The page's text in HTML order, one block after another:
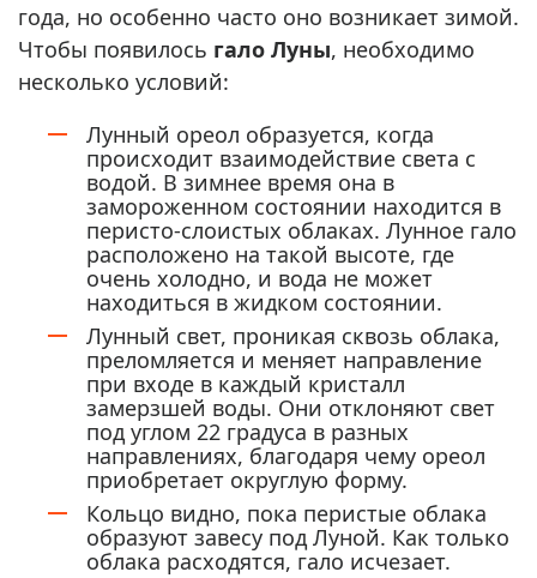
года, но особенно часто оно возникает зимой.
Чтобы появилось гало Луны, необходимо
несколько условий:
Лунный ореол образуется, когда
происходит взаимодействие света с
водой. В зимнее время она в
замороженном состоянии находится в
перисто-слоистых облаках. Лунное гало
расположено на такой высоте, где
очень холодно, и вода не может
находиться в жидком состоянии.
Лунный свет, проникая сквозь облака,
преломляется и меняет направление
при входе в каждый кристалл
замерзшей воды. Они отклоняют свет
под углом 22 градуса в разных
направлениях, благодаря чему ореол
приобретает округлую форму.
Кольцо видно, пока перистые облака
образуют завесу под Луной. Как только
облака расходятся, гало исчезает.